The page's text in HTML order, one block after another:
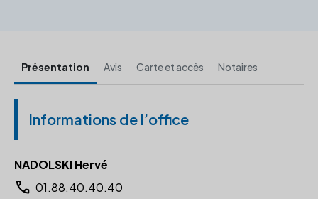
Présentation Avis Carte et accès Notaires
Informations de l’office
NADOLSKI Hervé
call 01.88.40.40.40